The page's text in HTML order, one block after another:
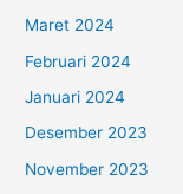
Maret 2024
Februari 2024
Januari 2024
Desember 2023
November 2023